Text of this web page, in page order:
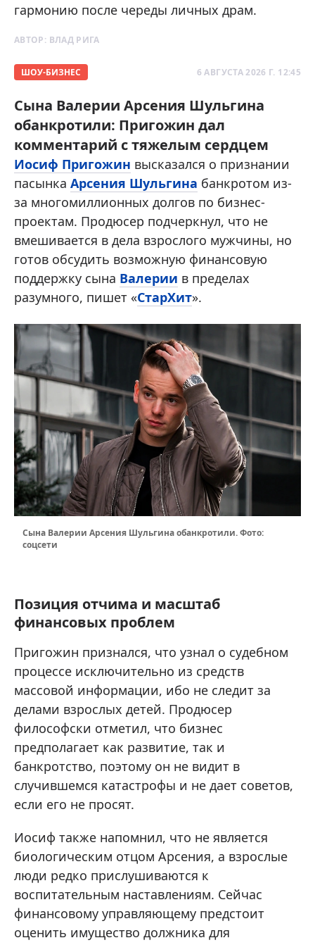
гармонию после череды личных драм.
АВТОР: ВЛАД РИГА
ШОУ-БИЗНЕС 6 АВГУСТА 2026 Г. 12:45
Сына Валерии Арсения Шульгина
обанкротили: Пригожин дал
комментарий с тяжелым сердцем
Иосиф Пригожин высказался о признании
пасынка Арсения Шульгина банкротом из-
за многомиллионных долгов по бизнес-
проектам. Продюсер подчеркнул, что не
вмешивается в дела взрослого мужчины, но
готов обсудить возможную финансовую
поддержку сына Валерии в пределах
разумного, пишет «СтарХит».
Сына Валерии Арсения Шульгина обанкротили. Фото:
соцсети
Позиция отчима и масштаб
финансовых проблем
Пригожин признался, что узнал о судебном
процессе исключительно из средств
массовой информации, ибо не следит за
делами взрослых детей. Продюсер
философски отметил, что бизнес
предполагает как развитие, так и
банкротство, поэтому он не видит в
случившемся катастрофы и не дает советов,
если его не просят.
Иосиф также напомнил, что не является
биологическим отцом Арсения, а взрослые
люди редко прислушиваются к
воспитательным наставлениям. Сейчас
финансовому управляющему предстоит
оценить имущество должника для